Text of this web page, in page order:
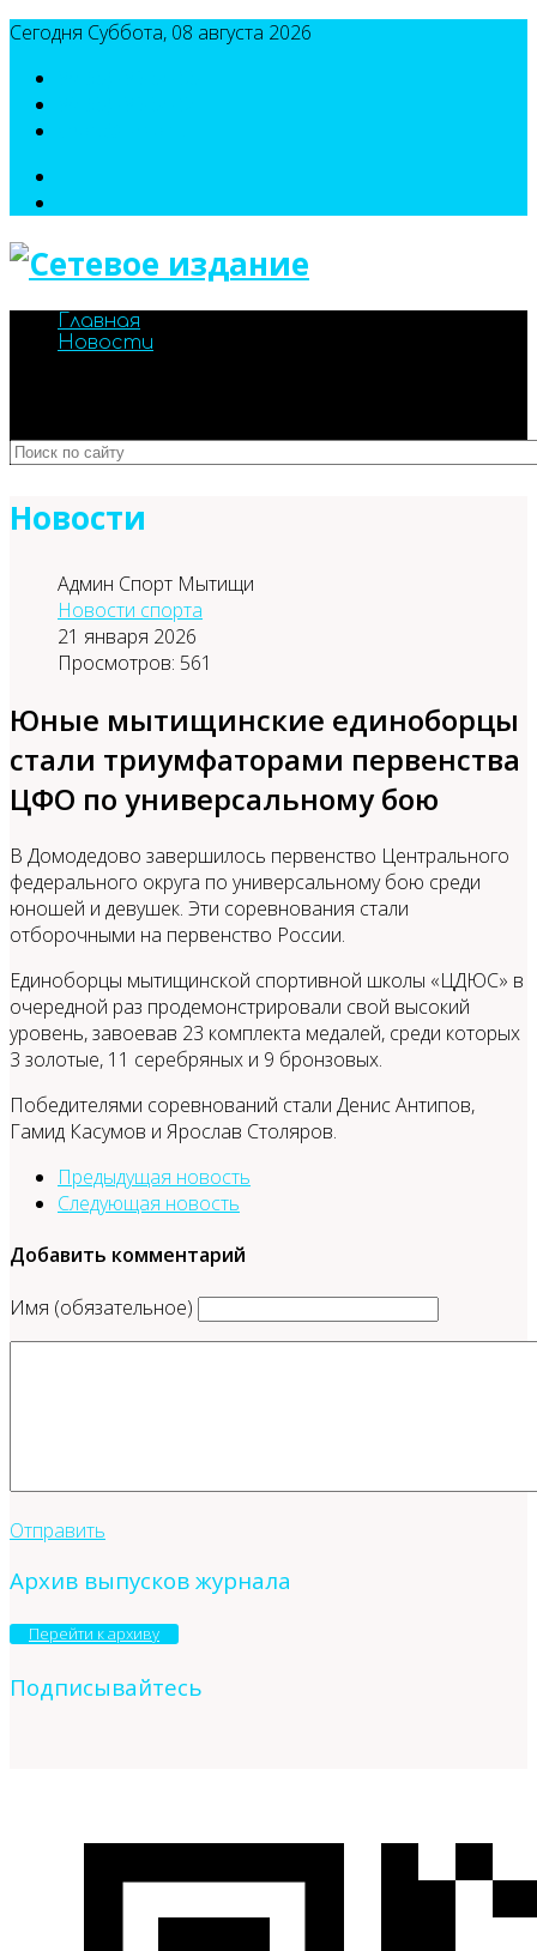
Сегодня Суббота, 08 августа 2026
Главная
Новости
Новости
Админ Спорт Мытищи
Новости спорта
21 января 2026
Просмотров: 561
Юные мытищинские единоборцы
стали триумфаторами первенства
ЦФО по универсальному бою
В Домодедово завершилось первенство Центрального
федерального округа по универсальному бою среди
юношей и девушек. Эти соревнования стали
отборочными на первенство России.
Единоборцы мытищинской спортивной школы «ЦДЮС» в
очередной раз продемонстрировали свой высокий
уровень, завоевав 23 комплекта медалей, среди которых
3 золотые, 11 серебряных и 9 бронзовых.
Победителями соревнований стали Денис Антипов,
Гамид Касумов и Ярослав Столяров.
Предыдущая новость
Следующая новость
Добавить комментарий
Имя (обязательное)
Отправить
Архив выпусков журнала
Перейти к архиву
Подписывайтесь